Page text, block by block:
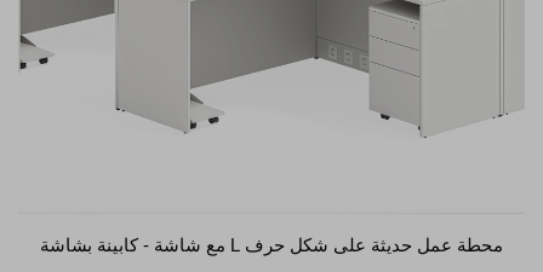
محطة عمل حديثة على شكل حرف L مع شاشة - كابينة بشاشة